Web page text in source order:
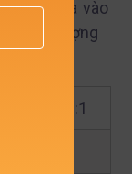
chỉ dựa vào
số lượng
Tỷ lệ 10:1